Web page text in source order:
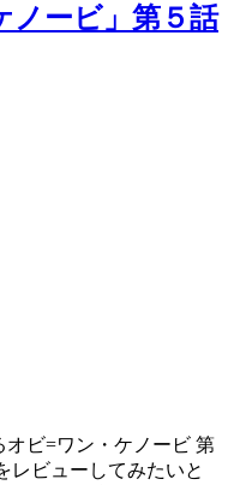
ノービ」第５話
ビ=ワン・ケノービ 第
レビューしてみたいと